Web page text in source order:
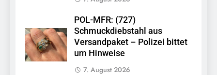
POL-MFR: (727)
Schmuckdiebstahl aus
Versandpaket – Polizei bittet
um Hinweise
7. August 2026